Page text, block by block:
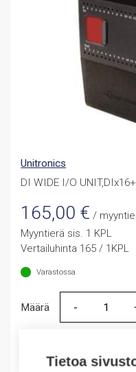
Tietoa
Unitronics
DI WIDE I/O
165,00 € /
Myyntierä sis. 1 KPL
Vertailuhinta 165 / 1KPL
Varastossa
Määrä
Määrä